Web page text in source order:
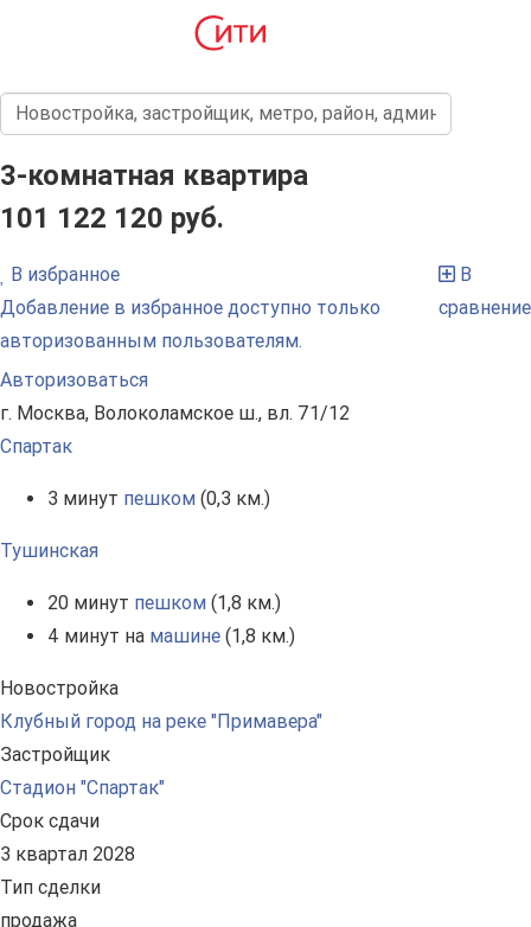
3-комнатная квартира
101 122 120 руб.
В избранное
Добавление в избранное доступно только
авторизованным пользователям.
Авторизоваться
В
сравнение
г. Москва, Волоколамское ш., вл. 71/12
Спартак
3 минут пешком (0,3 км.)
Тушинская
20 минут пешком (1,8 км.)
4 минут на машине (1,8 км.)
Новостройка
Клубный город на реке "Примавера"
Застройщик
Стадион "Спартак"
Срок сдачи
3 квартал 2028
Тип сделки
продажа